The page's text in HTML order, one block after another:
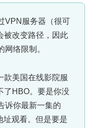
VPN服务器（很可
被改变路径，因此
络限制。
款美国在线影院服
了HBO。要是你没
诉你最新一集的
址观看。但是要是